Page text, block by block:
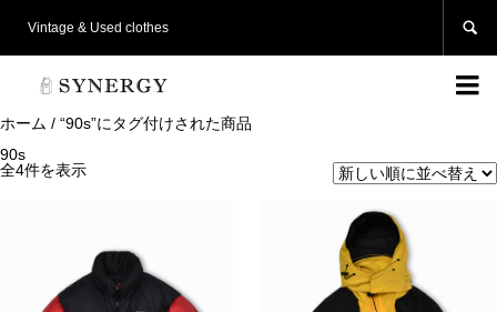
Vintage & Used clothes 

ホーム / “90s”にタグ付けされた商品
90s
全4件を表示